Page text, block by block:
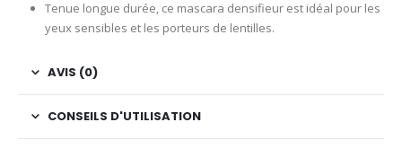
Tenue longue durée, ce mascara densifieur est idéal pour les
yeux sensibles et les porteurs de lentilles.
AVIS (0)
CONSEILS D'UTILISATION